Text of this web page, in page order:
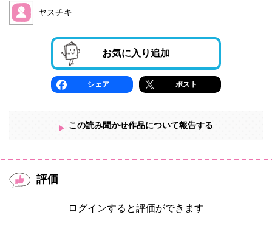
ヤスチキ
お気に入り追加
シェア ポスト
この読み聞かせ作品について報告する
評価
ログインすると評価ができます